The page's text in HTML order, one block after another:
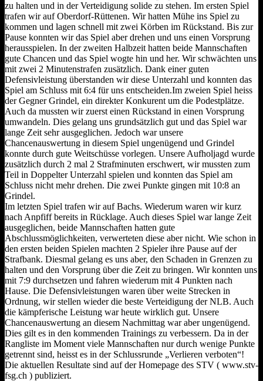
zu halten und in der Verteidigung solide zu stehen. Im ersten Spiel
trafen wir auf Oberdorf-Rüttenen. Wir hatten Mühe ins Spiel zu
kommen und lagen schnell mit zwei Körben im Rückstand. Bis zur
Pause konnten wir das Spiel aber drehen und uns einen Vorsprung
herausspielen. In der zweiten Halbzeit hatten beide Mannschaften
gute Chancen und das Spiel wogte hin und her. Wir schwächten uns
mit zwei 2 Minutenstrafen zusätzlich. Dank einer guten
Defensivleistung überstanden wir diese Unterzahl und konnten das
Spiel am Schluss mit 6:4 für uns entscheiden.Im zweien Spiel heiss
der Gegner Grindel, ein direkter Konkurent um die Podestplätze.
Auch da mussten wir zuerst einen Rückstand in einen Vorsprung
umwandeln. Dies gelang uns grundsätzlich gut und das Spiel war
lange Zeit sehr ausgeglichen. Jedoch war unsere
Chancenauswertung in diesem Spiel ungenügend und Grindel
konnte durch gute Weitschüsse vorlegen. Unsere Aufholjagd wurde
zusätzlich durch 2 mal 2 Strafminuten erschwert, wir mussten zum
Teil in Doppelter Unterzahl spielen und konnten das Spiel am
Schluss nicht mehr drehen. Die zwei Punkte gingen mit 10:8 an
Grindel.
Im letzten Spiel trafen wir auf Bachs. Wiederum waren wir kurz
nach Anpfiff bereits in Rücklage. Auch dieses Spiel war lange Zeit
ausgeglichen, beide Mannschaften hatten gute
Abschlussmöglichkeiten, verwerteten diese aber nicht. Wie schon in
den ersten beiden Spielen machten 2 Spieler ihre Pause auf der
Strafbank. Diesmal gelang es uns aber, den Schaden in Grenzen zu
halten und den Vorsprung über die Zeit zu bringen. Wir konnten uns
mit 7:9 durchsetzen und fahren wiederum mit 4 Punkten nach
Hause. Die Defensivleistungen waren über weite Strecken in
Ordnung, wir stellen wieder die beste Verteidigung der NLB. Auch
die kämpferische Leistung war heute wirklich gut. Unsere
Chancenauswertung an diesem Nachmittag war aber ungenügend.
Dies gilt es in den kommenden Trainings zu verbessern. Da in der
Rangliste im Moment viele Mannschaften nur durch wenige Punkte
getrennt sind, heisst es in der Schlussrunde „Verlieren verboten“!
Die aktuellen Resultate sind auf der Homepage des STV ( www.stv-
fsg.ch ) publiziert.